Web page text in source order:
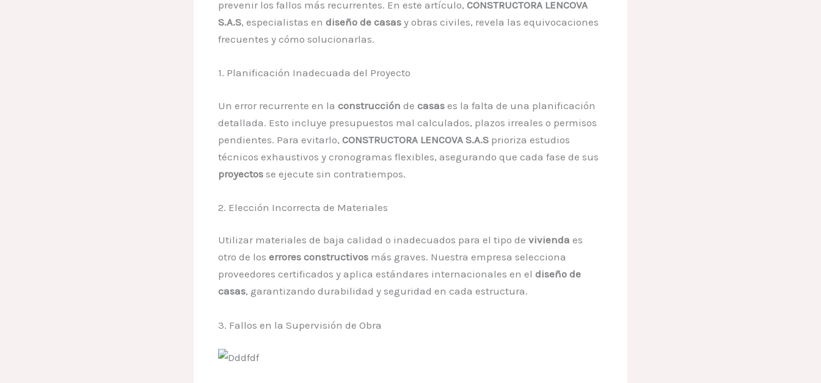
prevenir los fallos más recurrentes. En este artículo, CONSTRUCTORA LENCOVA
S.A.S, especialistas en diseño de casas y obras civiles, revela las equivocaciones
frecuentes y cómo solucionarlas.
1. Planificación Inadecuada del Proyecto
Un error recurrente en la construcción de casas es la falta de una planificación
detallada. Esto incluye presupuestos mal calculados, plazos irreales o permisos
pendientes. Para evitarlo, CONSTRUCTORA LENCOVA S.A.S prioriza estudios
técnicos exhaustivos y cronogramas flexibles, asegurando que cada fase de sus
proyectos se ejecute sin contratiempos.
2. Elección Incorrecta de Materiales
Utilizar materiales de baja calidad o inadecuados para el tipo de vivienda es
otro de los errores constructivos más graves. Nuestra empresa selecciona
proveedores certificados y aplica estándares internacionales en el diseño de
casas, garantizando durabilidad y seguridad en cada estructura.
3. Fallos en la Supervisión de Obra